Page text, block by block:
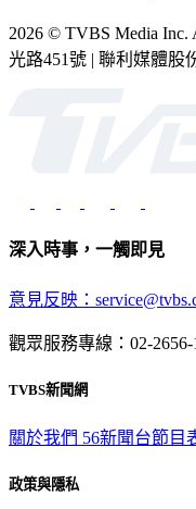
2026 © TVBS Media Inc.
光路451號 | 聯利媒體股
深入時事，一觸即見
意見反映：
觀眾服務專線：02-2656-
TVBS新聞網
關於我們 56新聞台節目
政策與隱私